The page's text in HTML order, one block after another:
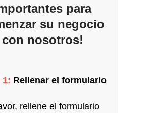
para
su negocio
con nosotros!
1: Rellenar el formulario
rellene el formulario